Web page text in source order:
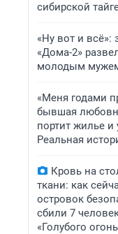
сибирской
«Ну вот и всё»:
«Дома-2»
молодым
«Меня годами
бывшая
портит жилье и
Реальная
Кровь на
ткани: как
островок
сбили 7
«Голубого